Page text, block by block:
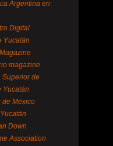
Argentina en
Digital
Yucatán
magazine
Superior de
Yucatán
de México
Down
Association